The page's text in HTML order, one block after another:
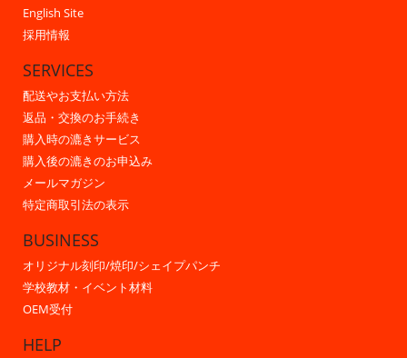
English Site
採用情報
SERVICES
配送やお支払い方法
返品・交換のお手続き
購入時の漉きサービス
購入後の漉きのお申込み
メールマガジン
特定商取引法の表示
BUSINESS
オリジナル刻印/焼印/シェイプパンチ
学校教材・イベント材料
OEM受付
HELP